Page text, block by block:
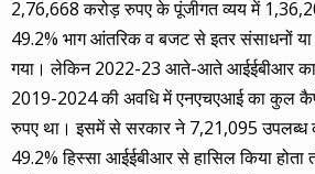
2,76,668 करोड़ रुपए के पूंजीगत व्यय में
49.2% भाग आंतरिक व बजट से इतर संसाधनों
गया। लेकिन 2022-23 आते-आते आईईबीआर का
2019-2024 की अवधि में एनएचएआई का कुल
रुपए था। इसमें से सरकार ने 7,21,095 उपलब्ध
49.2% हिस्सा आईईबीआर से हासिल किया